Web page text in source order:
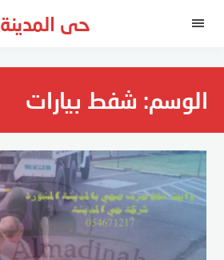
القائمة حى المدينة
الوسم: شفط بيارات